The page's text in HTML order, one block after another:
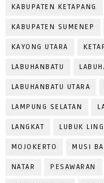
KABUPATEN KETAPANG
KABUPATEN SUMENEP
KAYONG UTARA
LABUHANBATU
LABUHANBATU UTARA
LAMPUNG SELATAN
LANGKAT LUBUK
MOJOKERTO MUSI
NATAR PESAWARAN